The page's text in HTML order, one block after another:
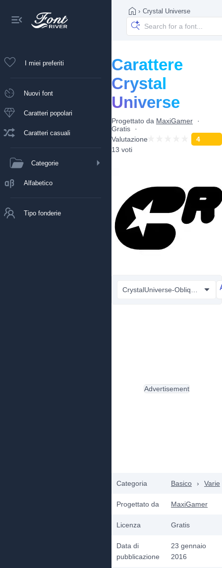
I miei preferiti
Nuovi font
Caratteri popolari
Caratteri casuali
Categorie
Alfabetico
Tipo fonderie
› Crystal Universe
Carattere
Crystal
Universe
Progettato da MaxiGamer
Gratis
Valutazione
4
13 voti
Categoria Basico › Varie
Progettato da MaxiGamer
Licenza Gratis
Data di
pubblicazione
23 gennaio
2016
Advertisement